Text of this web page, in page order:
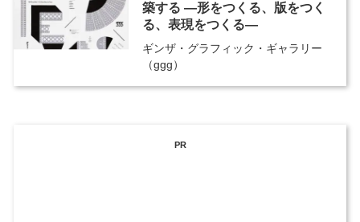
築する ―形をつくる、版をつく
る、表現をつくる―
ギンザ・グラフィック・ギャラリー
（ggg）
PR